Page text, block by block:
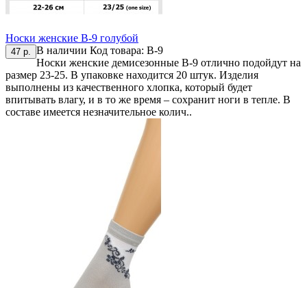
Носки женские В-9 голубой
47 р. В наличии Код товара: В-9
Носки женские демисезонные В-9 отлично подойдут на
размер 23-25. В упаковке находится 20 штук. Изделия
выполнены из качественного хлопка, который будет
впитывать влагу, и в то же время – сохранит ноги в тепле. В
составе имеется незначительное колич..